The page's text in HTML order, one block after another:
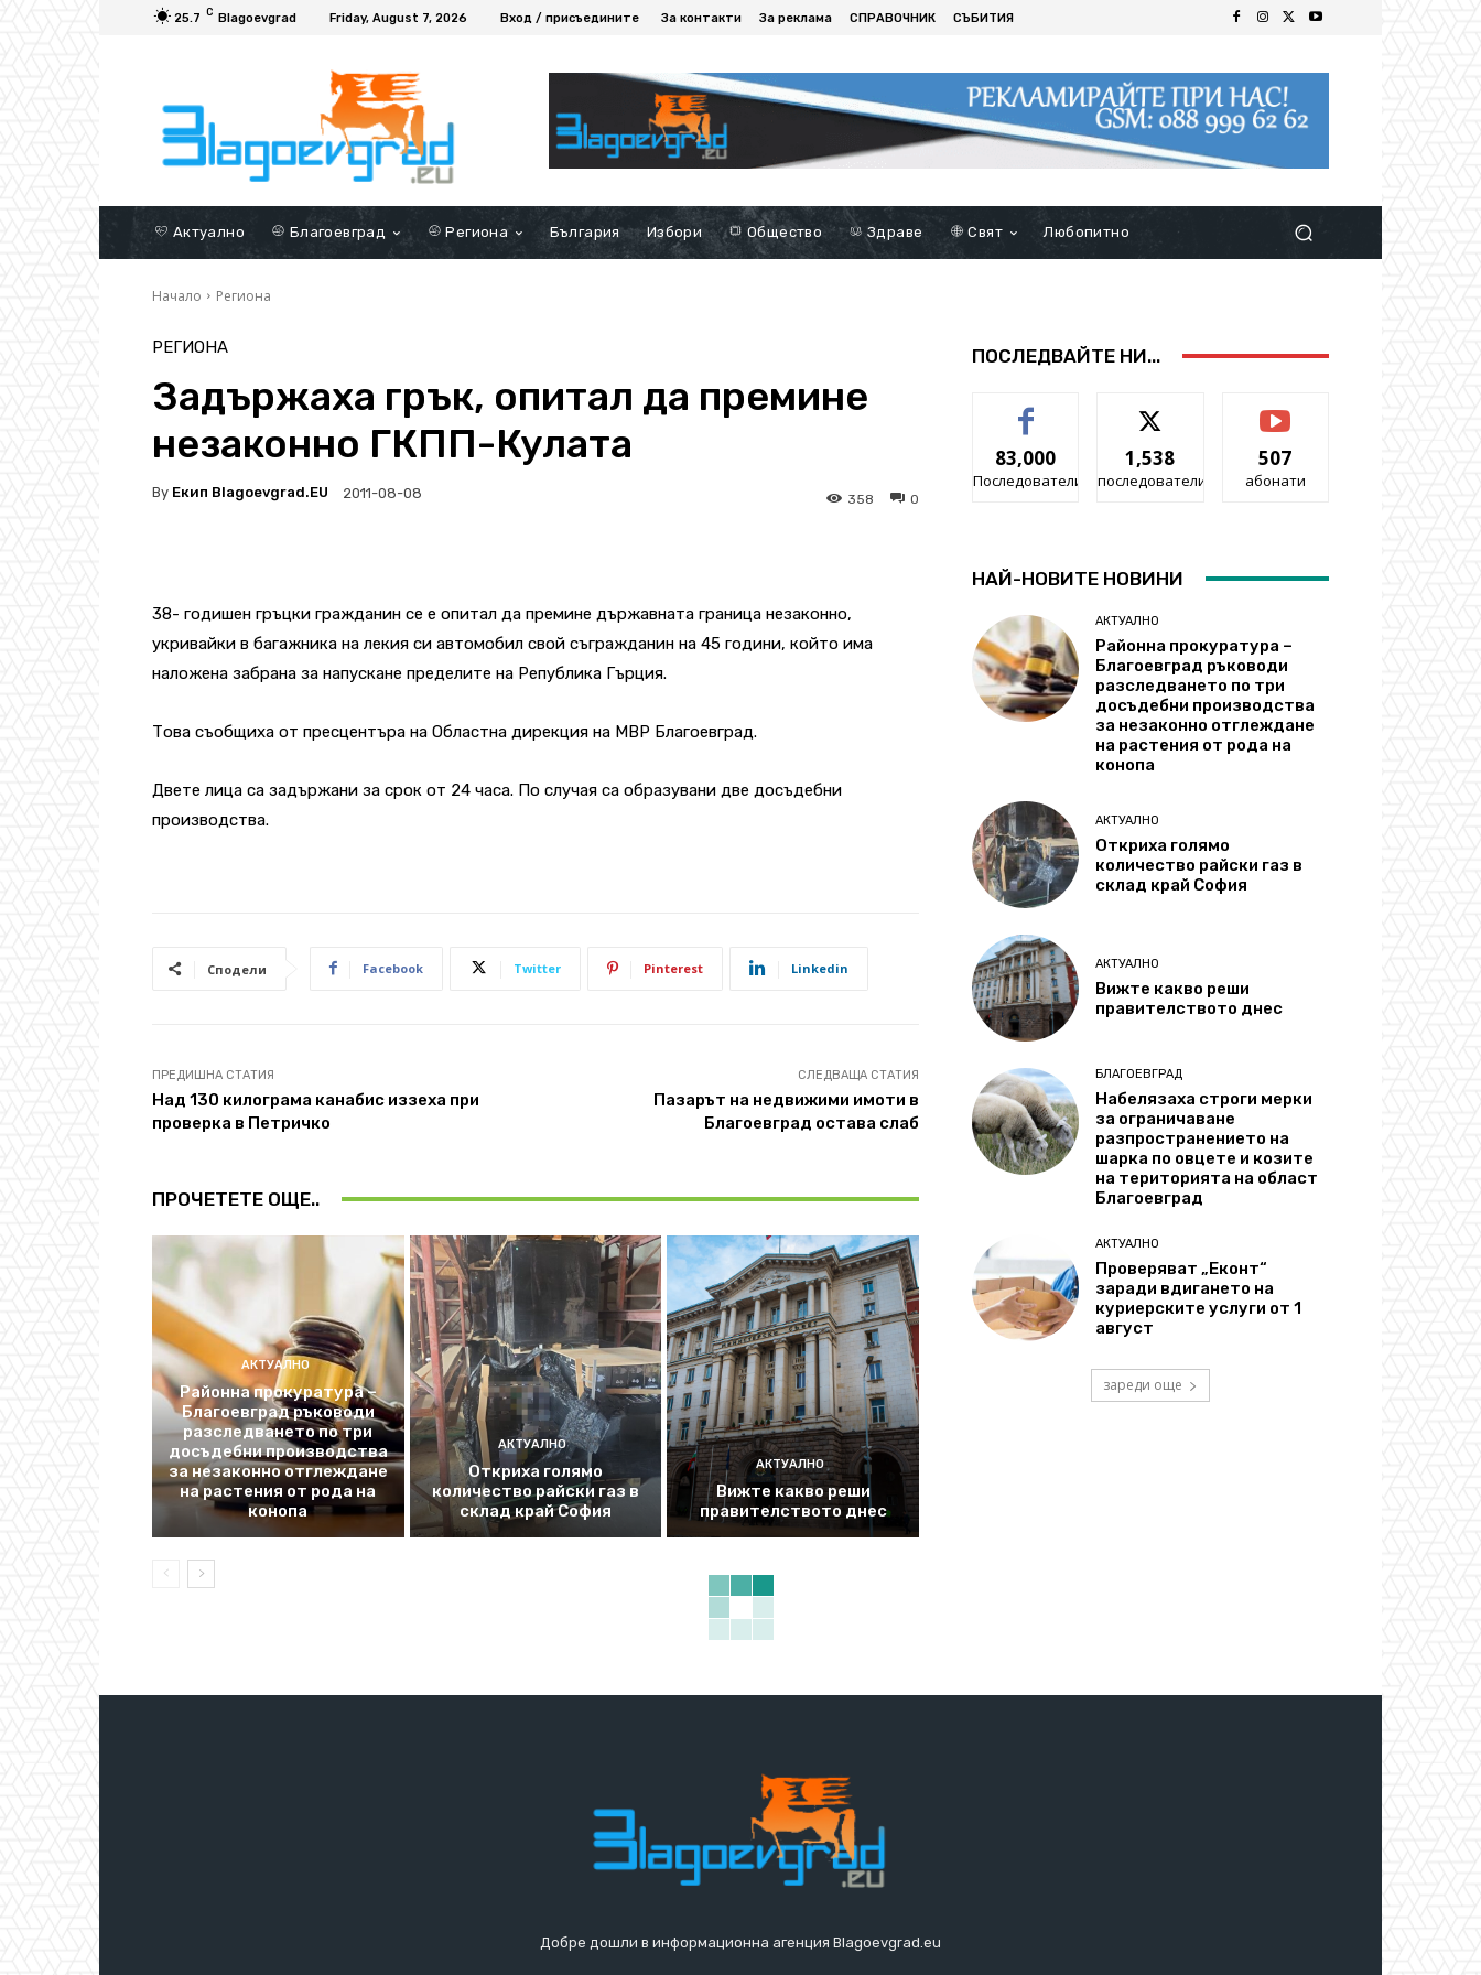
25.7 C Blagoevgrad Friday, August 7, 2026 Вход / присъедините За контакти За реклама СПРАВОЧНИК СЪБИТИЯ
Актуално Благоевград Региона България Избори Общество Здраве Свят Любопитно
Начало Региона
РЕГИОНА
Задържаха грък, опитал да премине
незаконно ГКПП-Кулата
By Екип Blagoevgrad.EU 2011-08-08 0
358
38- годишен гръцки гражданин се е опитал да премине държавната граница незаконно,
укривайки в багажника на лекия си автомобил свой съгражданин на 45 години, който има
наложена забрана за напускане пределите на Република Гърция.
Това съобщиха от пресцентъра на Областна дирекция на МВР Благоевград.
Двете лица са задържани за срок от 24 часа. По случая са образувани две досъдебни
производства.
Сподели Facebook Twitter Pinterest Linkedin
ПРЕДИШНА СТАТИЯ
Над 130 килограма канабис иззеха при
проверка в Петричко
СЛЕДВАЩА СТАТИЯ
Пазарът на недвижими имоти в
Благоевград остава слаб
ПРОЧЕТЕТЕ ОЩЕ..
АКТУАЛНО
Районна прокуратура –
Благоевград ръководи
разследването по три
досъдебни производства
за незаконно отглеждане
на растения от рода на
конопа
АКТУАЛНО
Откриха голямо
количество райски газ в
склад край София
АКТУАЛНО
Вижте какво реши
правителството днес
ПОСЛЕДВАЙТЕ НИ...
83,000
Последователи
1,538
последователи
507
абонати
НАЙ-НОВИТЕ НОВИНИ
АКТУАЛНО
Районна прокуратура –
Благоевград ръководи
разследването по три
досъдебни производства
за незаконно отглеждане
на растения от рода на
конопа
АКТУАЛНО
Откриха голямо
количество райски газ в
склад край София
АКТУАЛНО
Вижте какво реши
правителството днес
БЛАГОЕВГРАД
Набелязаха строги мерки
за ограничаване
разпространението на
шарка по овцете и козите
на територията на област
Благоевград
АКТУАЛНО
Проверяват „Еконт“
заради вдигането на
куриерските услуги от 1
август
зареди още
Добре дошли в информационна агенция Blagoevgrad.eu